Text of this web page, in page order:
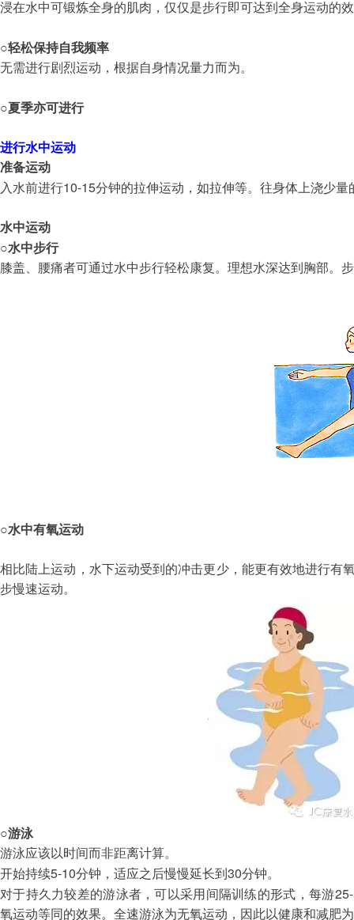
浸在水中可锻炼全身的肌肉，仅仅是步行即可达到全身运动的
○轻松保持自我频率
无需进行剧烈运动，根据自身情况量力而为。
○夏季亦可进行
进行水中运动
准备运动
入水前进行10-15分钟的拉伸运动，如拉伸等。往身体上浇少量
水中运动
○水中步行
膝盖、腰痛者可通过水中步行轻松康复。理想水深达到胸部。
○水中有氧运动
相比陆上运动，水下运动受到的冲击更少，能更有效地进行有
步慢速运动。
○游泳
游泳应该以时间而非距离计算。
开始持续5-10分钟，适应之后慢慢延长到 30分钟。
对于持久力较差的游泳者，可以采用间隔训练的形式，每游
氧运动等同的效果。全速游泳为无氧运动，因此以健康和减肥